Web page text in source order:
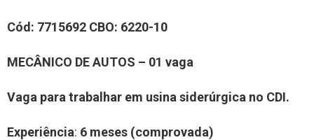
Cód: 7715692 CBO: 6220-10
MECÂNICO DE AUTOS – 01 vaga
Vaga para trabalhar em usina siderúrgica no CDI.
Experiência: 6 meses (comprovada)